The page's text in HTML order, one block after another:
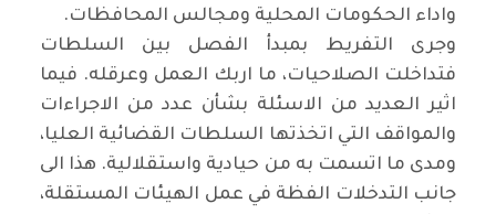
واداء الحكومات المحلية ومجالس المحافظات.
وجرى التفريط بمبدأ الفصل بين السلطات
فتداخلت الصلاحيات، ما اربك العمل وعرقله. فيما
اثير العديد من الاسئلة بشأن عدد من الاجراءات
والمواقف التي اتخذتها السلطات القضائية العليا،
ومدى ما اتسمت به من حيادية واستقلالية. هذا الى
جانب التدخلات الفظة في عمل الهيئات المستقلة،